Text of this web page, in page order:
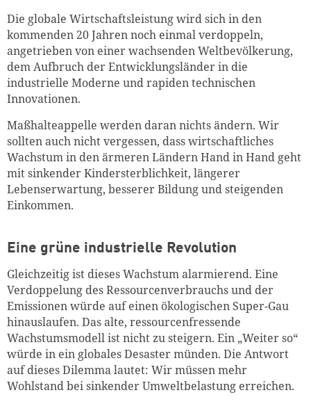
Die globale Wirtschaftsleistung wird sich in den
kommenden 20 Jahren noch einmal verdoppeln,
angetrieben von einer wachsenden Weltbevölkerung,
dem Aufbruch der Entwicklungsländer in die
industrielle Moderne und rapiden technischen
Innovationen.
Maßhalteappelle werden daran nichts ändern. Wir
sollten auch nicht vergessen, dass wirtschaftliches
Wachstum in den ärmeren Ländern Hand in Hand geht
mit sinkender Kindersterblichkeit, längerer
Lebenserwartung, besserer Bildung und steigenden
Einkommen.
Eine grüne industrielle Revolution
Gleichzeitig ist dieses Wachstum alarmierend. Eine
Verdoppelung des Ressourcenverbrauchs und der
Emissionen würde auf einen ökologischen Super-Gau
hinauslaufen. Das alte, ressourcen­fressende
Wachstumsmodell ist nicht zu steigern. Ein „Weiter so“
würde in ein globales Desaster münden. Die Antwort
auf dieses Dilemma lautet: Wir müssen mehr
Wohlstand bei sinkender Umweltbelastung erreichen.